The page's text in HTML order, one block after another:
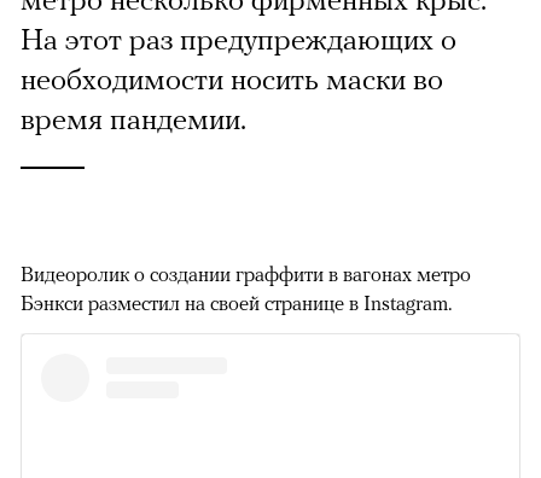
На этот раз предупреждающих о
необходимости носить маски во
время пандемии.
Видеоролик о создании граффити в вагонах метро
Бэнкси разместил на своей странице в Instagram.